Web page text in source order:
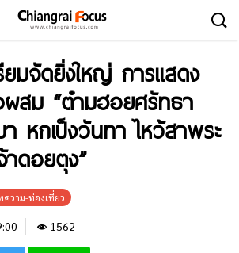
ยมจัดยิ่งใหญ่ การแสดง
ผสม “ต๋ามฮอยศรัทธา
หกเป็งวันทา ไหว้สาพระ
าดอยตุง”
วาม-ท่องเที่ยว
1562